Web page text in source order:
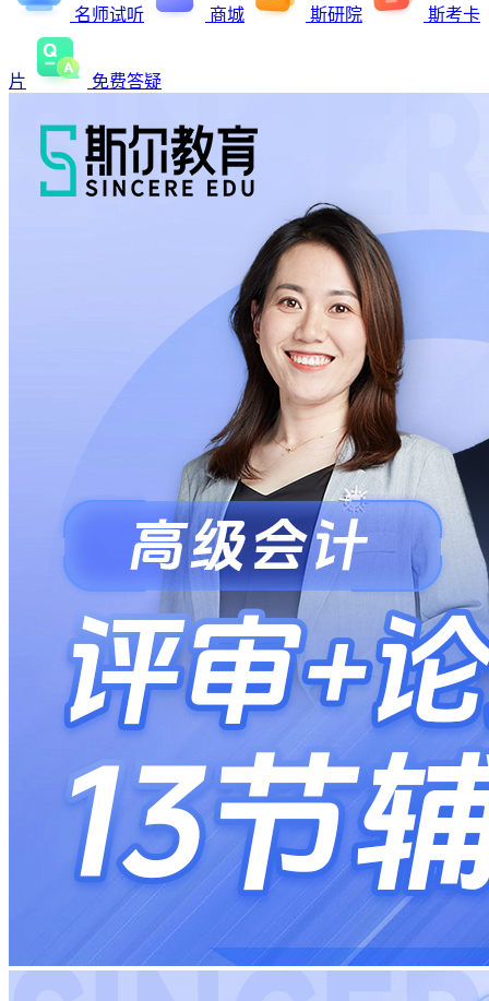
名师试听 商城 斯研院 斯考卡
片 免费答疑